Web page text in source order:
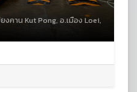
คาน Kut Pong, อ.เมือง Loei,